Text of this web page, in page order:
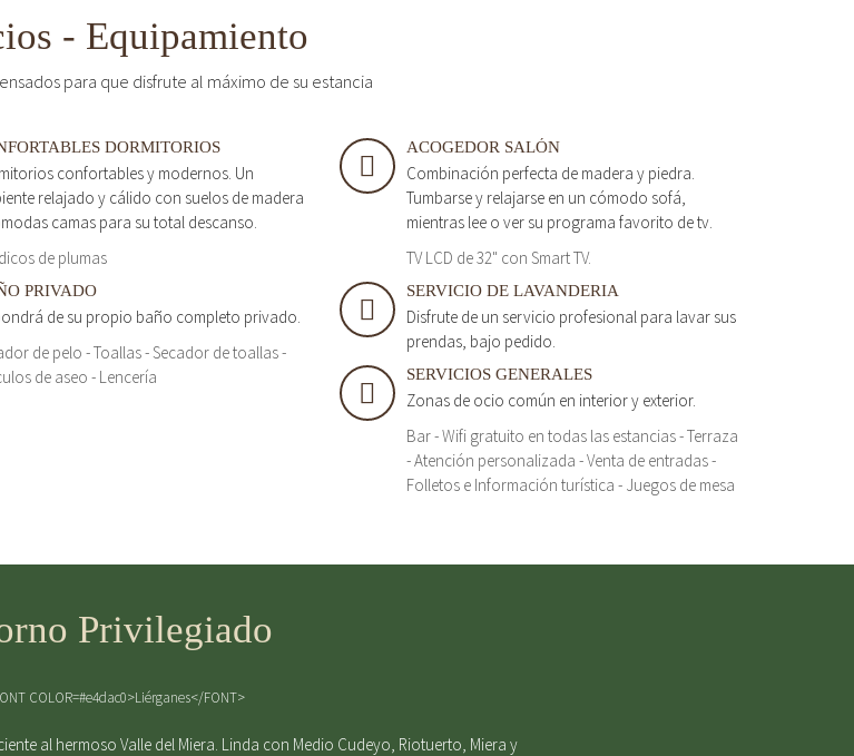
- Equipamiento
para que disfrute al máximo de su estancia
DORMITORIOS
confortables y modernos. Un
relajado y cálido con suelos de madera
camas para su total descanso.
de plumas
ACOGEDOR SALÓN
Combinación perfecta de madera y piedra.
Tumbarse y relajarse en un cómodo sofá,
mientras lee o ver su programa favorito de tv.
TV LCD de 32" con Smart TV.
PRIVADO
de su propio baño completo privado.
de pelo - Toallas - Secador de toallas -
de aseo - Lencería
SERVICIO DE LAVANDERIA
Disfrute de un servicio profesional para lavar sus
prendas, bajo pedido.
SERVICIOS GENERALES
Zonas de ocio común en interior y exterior.
Bar - Wifi gratuito en todas las estancias - Terraza
- Atención personalizada - Venta de entradas -
Folletos e Información turística - Juegos de mesa
Privilegiado
al hermoso Valle del Miera. Linda con Medio Cudeyo, Riotuerto, Miera y